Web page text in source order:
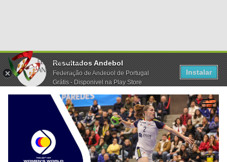
Resultados Andebol
Federação de Andebol de Portugal
Grátis - Disponivel na Play Store
Instalar